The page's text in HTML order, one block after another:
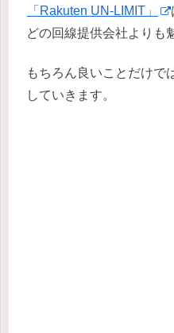
「Rakuten UN-LIMIT」
どの回線提供会社よりも
もちろん良いことだけで
していきます。